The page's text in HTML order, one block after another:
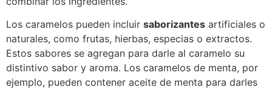
Los caramelos pueden incluir saborizantes artificiales o
naturales, como frutas, hierbas, especias o extractos.
Estos sabores se agregan para darle al caramelo su
distintivo sabor y aroma. Los caramelos de menta, por
ejemplo, pueden contener aceite de menta para darles